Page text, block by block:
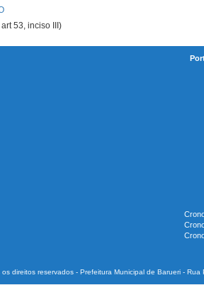
art 53, inciso III)
direitos reservados - Prefeitura Municipal de Barueri -